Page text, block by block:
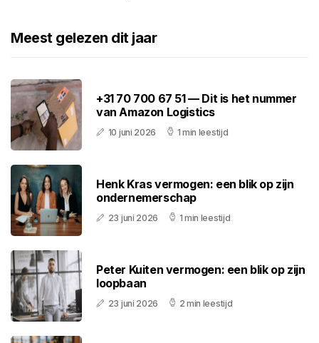
Meest gelezen dit jaar
+31 70 700 67 51 — Dit is het nummer
van Amazon Logistics
10 juni 2026 1 min leestijd
Henk Kras vermogen: een blik op zijn
ondernemerschap
23 juni 2026 1 min leestijd
Peter Kuiten vermogen: een blik op zijn
loopbaan
23 juni 2026 2 min leestijd